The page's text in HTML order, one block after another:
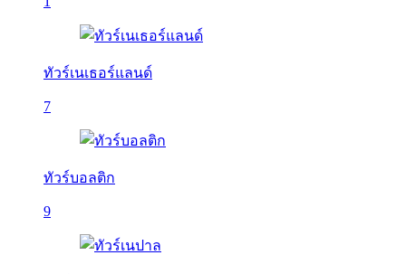
ทัวร์เนเธอร์แลนด์
7
ทัวร์บอลติก
9